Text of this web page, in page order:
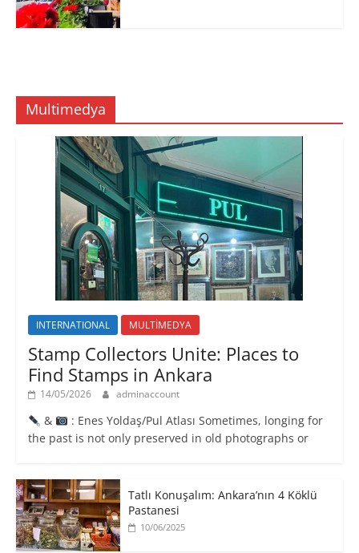
Multimedya
INTERNATIONAL MULTİMEDYA
Stamp Collectors Unite: Places to
Find Stamps in Ankara
14/05/2026 adminaccount
&
: Enes Yoldaş/Pul Atlası Sometimes, longing for
the past is not only preserved in old photographs or
Tatlı Konuşalım: Ankara’nın 4 Köklü
Pastanesi
10/06/2025